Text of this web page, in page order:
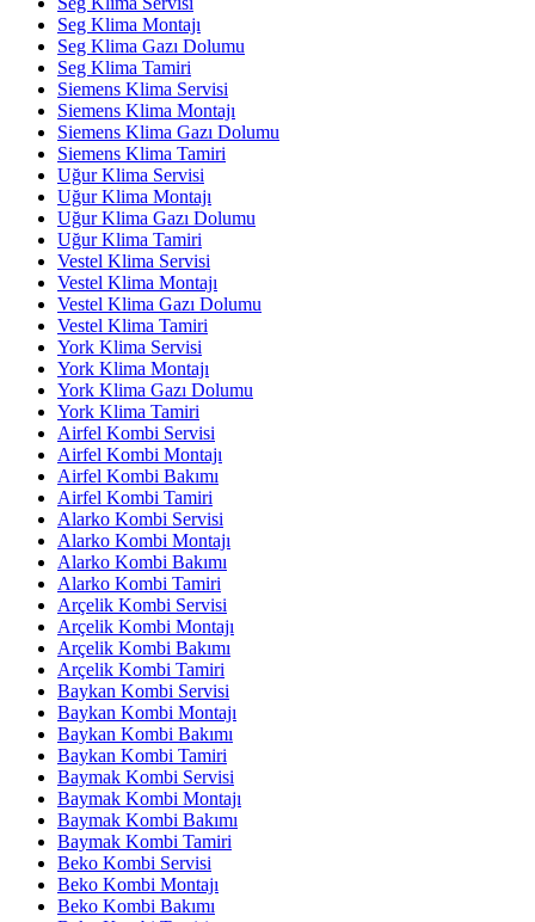
Seg Klima Montajı
Seg Klima Gazı Dolumu
Seg Klima Tamiri
Siemens Klima Servisi
Siemens Klima Montajı
Siemens Klima Gazı Dolumu
Siemens Klima Tamiri
Uğur Klima Servisi
Uğur Klima Montajı
Uğur Klima Gazı Dolumu
Uğur Klima Tamiri
Vestel Klima Servisi
Vestel Klima Montajı
Vestel Klima Gazı Dolumu
Vestel Klima Tamiri
York Klima Servisi
York Klima Montajı
York Klima Gazı Dolumu
York Klima Tamiri
Airfel Kombi Servisi
Airfel Kombi Montajı
Airfel Kombi Bakımı
Airfel Kombi Tamiri
Alarko Kombi Servisi
Alarko Kombi Montajı
Alarko Kombi Bakımı
Alarko Kombi Tamiri
Arçelik Kombi Servisi
Arçelik Kombi Montajı
Arçelik Kombi Bakımı
Arçelik Kombi Tamiri
Baykan Kombi Servisi
Baykan Kombi Montajı
Baykan Kombi Bakımı
Baykan Kombi Tamiri
Baymak Kombi Servisi
Baymak Kombi Montajı
Baymak Kombi Bakımı
Baymak Kombi Tamiri
Beko Kombi Servisi
Beko Kombi Montajı
Beko Kombi Bakımı